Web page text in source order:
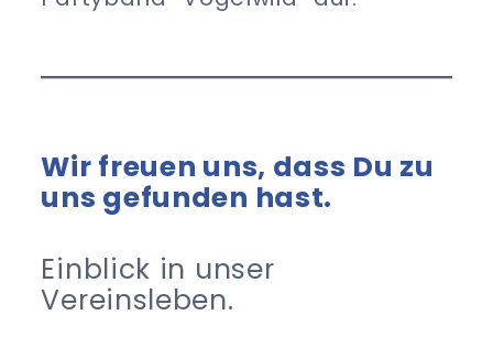
Wir freuen uns, dass Du zu
uns gefunden hast.
Einblick in unser
Vereinsleben.